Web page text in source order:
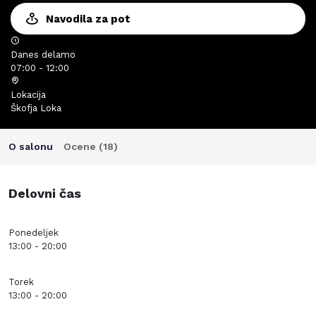
Navodila za pot
Danes delamo
07:00 - 12:00
Lokacija
Škofja Loka
O salonu Ocene (18)
Delovni čas
Ponedeljek
13:00 - 20:00
Torek
13:00 - 20:00